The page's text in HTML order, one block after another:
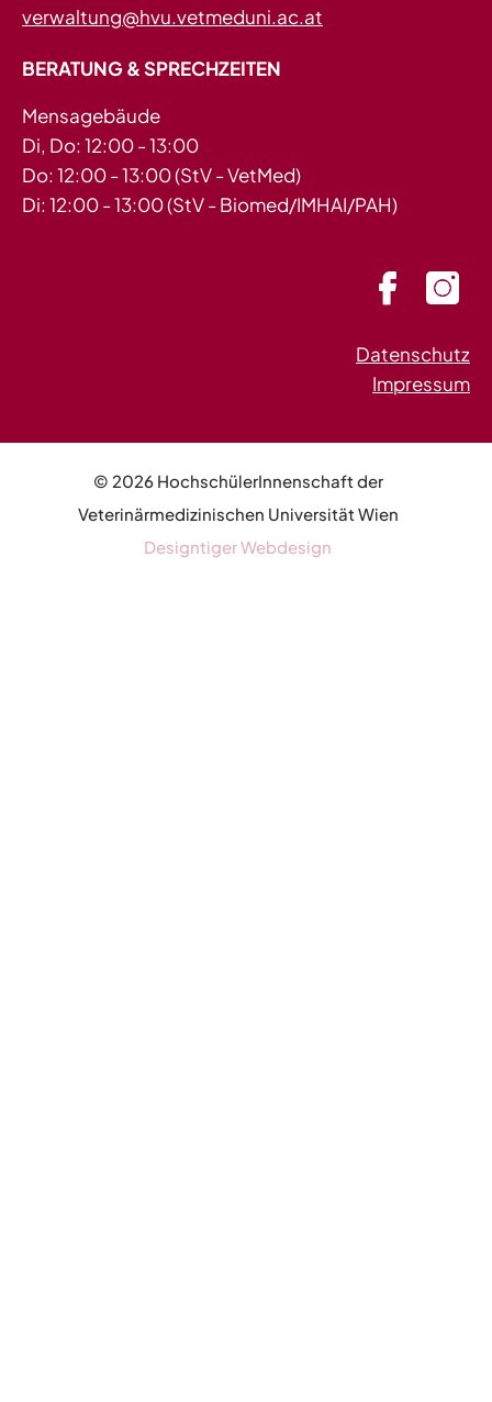
verwaltung@hvu.vetmeduni.ac.at
BERATUNG & SPRECHZEITEN
Mensagebäude
Di, Do: 12:00 - 13:00
Do: 12:00 - 13:00 (StV - VetMed)
Di: 12:00 - 13:00 (StV - Biomed/IMHAI/PAH)
Datenschutz
Impressum
© 2026 HochschülerInnenschaft der
Veterinärmedizinischen Universität Wien
Designtiger Webdesign